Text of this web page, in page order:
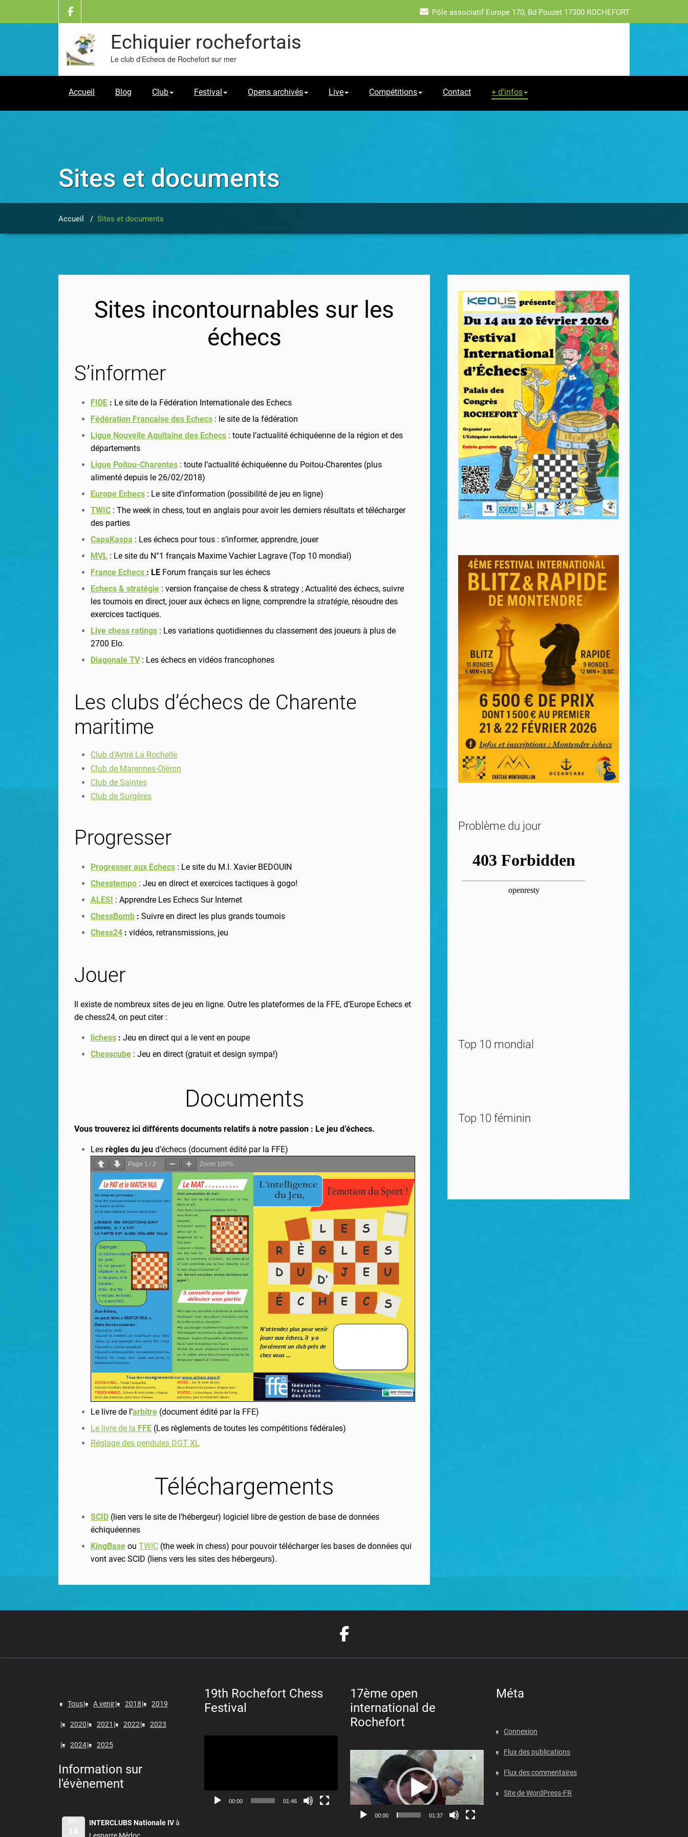
content
Pôle associatif Europe 170, Bd Pouzet 17300 ROCHEFORT
Echiquier rochefortais
Le club d'Echecs de Rochefort sur mer
Accueil Blog Club Festival Opens archivés Live Compétitions Contact + d’infos
Sites et documents
Accueil / Sites et documents
Sites incontournables sur les
échecs
S’informer
FIDE : Le site de la Fédération Internationale des Echecs
Fédération Francaise des Echecs : le site de la fédération
Ligue Nouvelle Aquitaine des Echecs : toute l’actualité échiquéenne de la région et des
départements
Ligue Poitou-Charentes : toute l’actualité échiquéenne du Poitou-Charentes (plus
alimenté depuis le 26/02/2018)
Europe Echecs : Le site d’information (possibilité de jeu en ligne)
TWIC : The week in chess, tout en anglais pour avoir les derniers résultats et télécharger
des parties
CapaKaspa : Les échecs pour tous : s’informer, apprendre, jouer
MVL : Le site du N°1 français Maxime Vachier Lagrave (Top 10 mondial)
France Echecs : LE Forum français sur les échecs
Echecs & stratégie : version française de chess & strategy ; Actualité des échecs, suivre
les tournois en direct, jouer aux échecs en ligne, comprendre la stratégie, résoudre des
exercices tactiques.
Live chess ratings : Les variations quotidiennes du classement des joueurs à plus de
2700 Elo.
Diagonale TV: Les échecs en vidéos francophones
Les clubs d’échecs de Charente
maritime
Club d’Aytré La Rochelle
Club de Marennes-Oléron
Club de Saintes
Club de Surgères
Progresser
Progresser aux Echecs : Le site du M.I. Xavier BEDOUIN
Chesstempo : Jeu en direct et exercices tactiques à gogo!
ALESI : Apprendre Les Echecs Sur Internet
ChessBomb : Suivre en direct les plus grands tournois
Chess24 : vidéos, retransmissions, jeu
Jouer
Il existe de nombreux sites de jeu en ligne. Outre les plateformes de la FFE, d’Europe Echecs et
de chess24, on peut citer :
lichess : Jeu en direct qui a le vent en poupe
Chesscube : Jeu en direct (gratuit et design sympa!)
Documents
Vous trouverez ici différents documents relatifs à notre passion : Le jeu d’échecs.
Les règles du jeu d’échecs (document édité par la FFE)
Page 1 / 2 Zoom 100%
Le livre de l’arbitre (document édité par la FFE)
Le livre de la FFE (Les règlements de toutes les compétitions fédérales)
Réglage des pendules DGT XL
Téléchargements
SCID (lien vers le site de l’hébergeur) logiciel libre de gestion de base de données
échiquéennes
KingBase ou TWIC (the week in chess) pour pouvoir télécharger les bases de données qui
vont avec SCID (liens vers les sites des hébergeurs).
Problème du jour
Top 10 mondial
Top 10 féminin
Tous A venir 2018 2019
2020 2021 2022 2023
2024 2025
Information sur
l'évènement
DIM
14
INTERCLUBS Nationale IVà
19th Rochefort Chess
Festival
00:00 01:46
17ème open
international de
Rochefort
Lecteur
vidéo
00:00 01:37
Méta
Connexion
Flux des publications
Flux des commentaires
Site de WordPress-FR